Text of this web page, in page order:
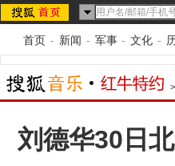
首页 - 新闻 - 军事 - 文化 -
>
刘德华30日